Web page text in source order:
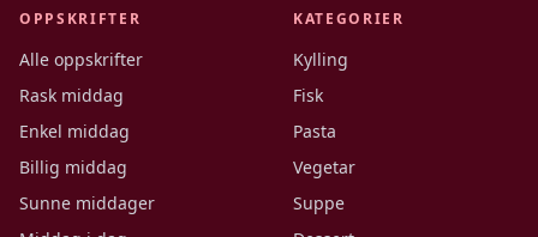
OPPSKRIFTER
Alle oppskrifter
Rask middag
Enkel middag
Billig middag
Sunne middager
KATEGORIER
Kylling
Fisk
Pasta
Vegetar
Suppe